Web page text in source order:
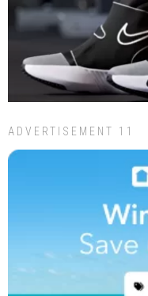
ADVERTISEMENT 11